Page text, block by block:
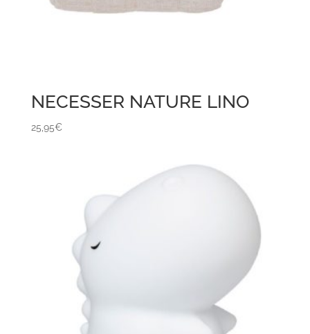
NECESSER NATURE LINO
25,95€